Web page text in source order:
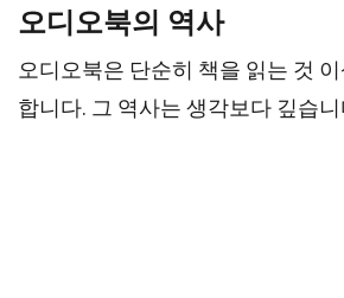
오디오북의 역사
오디오북은 단순히 책을 읽는 것
합니다. 그 역사는 생각보다 깊습니